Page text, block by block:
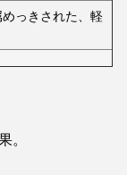
っきされた、軽
。